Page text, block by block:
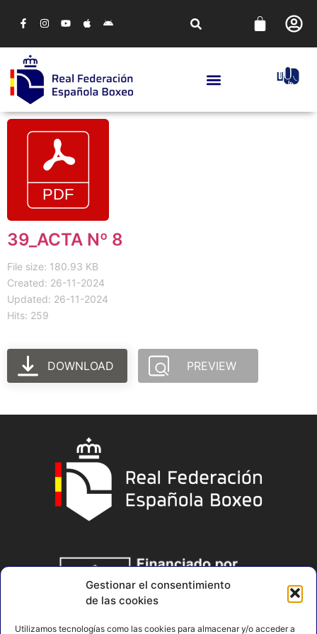
Gestionar el consentimiento
de las cookies
Utilizamos tecnologías como las cookies para almacenar y/o acceder a
39_ACTA Nº 8
File size: 180.93 KB
Created: 26-11-2024
Updated: 26-11-2024
Hits: 259
DOWNLOAD PREVIEW